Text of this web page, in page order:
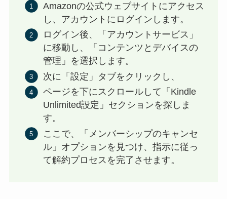
Amazonの公式ウェブサイトにアクセス
し、アカウントにログインします。
ログイン後、「アカウントサービス」
に移動し、「コンテンツとデバイスの
管理」を選択します。
次に「設定」タブをクリックし、
ページを下にスクロールして「Kindle
Unlimited設定」セクションを探しま
す。
ここで、「メンバーシップのキャンセ
ル」オプションを見つけ、指示に従っ
て解約プロセスを完了させます。